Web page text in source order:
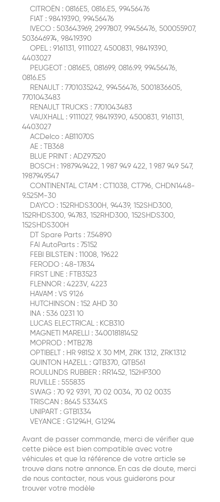
CITROËN : 0816E5, 0816.E5, 99456476
FIAT : 98419390, 99456476
IVECO : 503643969, 2997807, 99456476, 500055907,
503646974, 98419390
OPEL : 9161131, 9111027, 4500831, 98419390,
4403027
PEUGEOT : 0816E5, 081699, 0816.99, 99456476,
0816.E5
RENAULT : 7701035242, 99456476, 5001836605,
7701043483
RENAULT TRUCKS : 7701043483
VAUXHALL : 9111027, 98419390, 4500831, 9161131,
4403027
ACDelco : AB11070S
AE : TB368
BLUE PRINT : ADZ97520
BOSCH : 1987949422, 1 987 949 422, 1 987 949 547,
1987949547
CONTINENTAL CTAM : CT1038, CT796, CHDN1448-
9.525M-30
DAYCO : 152RHDS300H, 94439, 152SHD300,
152RHDS300, 94783, 152RHD300, 152SHDS300,
152SHDS300H
DT Spare Parts : 7.54890
FAI AutoParts : 75152
FEBI BILSTEIN : 11008, 19622
FERODO : 48-17834
FIRST LINE : FTB3523
FLENNOR : 4223V, 4223
HAVAM : VS 9126
HUTCHINSON : 152 AHD 30
INA : 536 0231 10
LUCAS ELECTRICAL : KCB310
MAGNETI MARELLI : 340018181452
MOPROD : MTB278
OPTIBELT : HR 98152 X 30 MM, ZRK 1312, ZRK1312
QUINTON HAZELL : QTB370, QTB561
ROULUNDS RUBBER : RR1452, 152HP300
RUVILLE : 555835
SWAG : 70 92 9391, 70 02 0034, 70 02 0035
TRISCAN : 8645 5334XS
UNIPART : GTB1334
VEYANCE : G1294H, G1294
Avant de passer commande, merci de vérifier que
cette pièce est bien compatible avec votre
véhicules et que la référence de votre article se
trouve dans notre annonce. En cas de doute, merci
de nous contacter, nous vous guiderons pour
trouver votre modèle